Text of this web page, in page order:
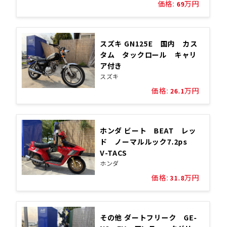
価格: 69万円
スズキ GN125E 国内 カス
タム タックロール キャリ
ア付き
スズキ
価格: 26.1万円
ホンダ ビート BEAT レッ
ド ノーマルルック7.2ps
V-TACS
ホンダ
価格: 31.8万円
その他 ダートフリーク GE-